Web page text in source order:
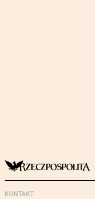
KONTAKT